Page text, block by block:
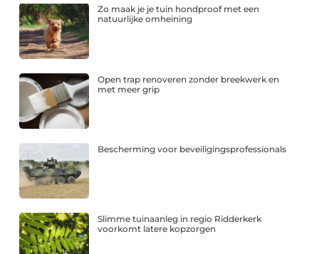
Zo maak je je tuin hondproof met een
natuurlijke omheining
Open trap renoveren zonder breekwerk en
met meer grip
Bescherming voor beveiligingsprofessionals
Slimme tuinaanleg in regio Ridderkerk
voorkomt latere kopzorgen